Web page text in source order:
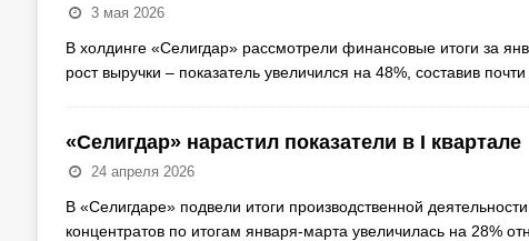
3 мая 2026
В холдинге «Селигдар» рассмотрели финансовые итоги за
рост выручки – показатель увеличился на 48%, составив
«Селигдар» нарастил показатели в I квартале
24 апреля 2026
В «Селигдаре» подвели итоги производственной
концентратов по итогам января-марта увеличилась на 28%